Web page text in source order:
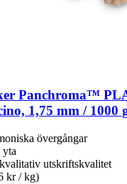
Panchroma™
1,75 mm / 1000
övergångar
utskriftskvalitet
kr / kg)